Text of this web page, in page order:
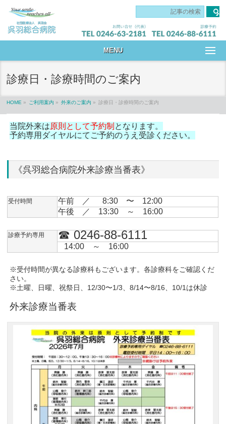
MENU
診療日・診療時間のご案内
HOME » ご利用案内 » 外来のご案内 » 診療日・診療時間のご案内
当院外来は原則として予約制 となります。
予約専用ダイヤルにてご予約のうえ受診ください。
《呉羽総合病院外来診療当番表》
受付時間
午前 ／ 8:30 〜 12:00
午後 ／ 13:30 ～ 16:00
診療予約専用 ☎ 0246-88-6111
14:00 ～ 16:00
※受付時間が異なる診療科もございます。各診療科をご確認くだ
さい。
※土曜、日曜、祝祭日、12/30〜1/3、8/14〜8/16、10/1は休診
外来診療当番表